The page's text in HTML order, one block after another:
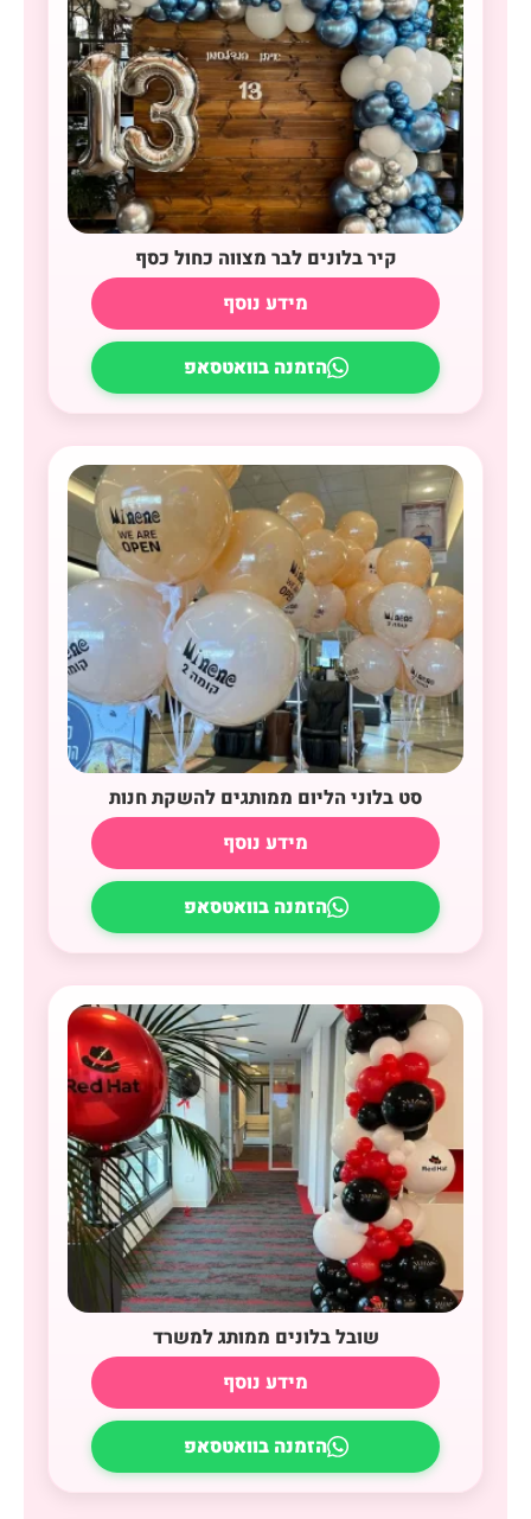
קיר בלונים לבר מצווה כחול כסף
מידע נוסף
הזמנה בוואטסאפ
סט בלוני הליום ממותגים להשקת חנות
מידע נוסף
הזמנה בוואטסאפ
שובל בלונים ממותג למשרד
מידע נוסף
הזמנה בוואטסאפ